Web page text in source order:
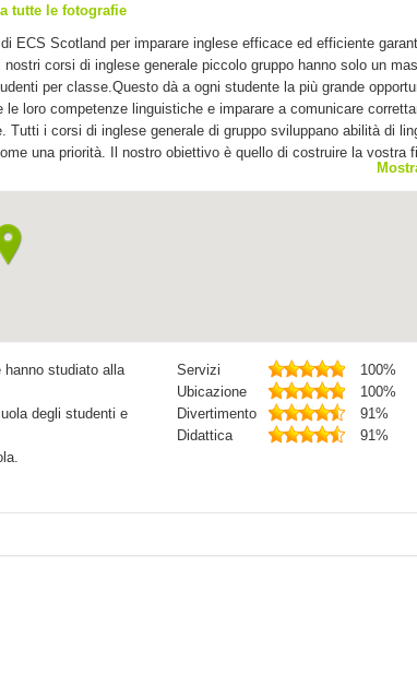
tutte le fotografie
di ECS Scotland per imparare inglese efficace ed efficiente
corsi di inglese generale piccolo gruppo hanno solo un
per classe.Questo dà a ogni studente la più grande
le loro competenze linguistiche e imparare a comunicare
Tutti i corsi di inglese generale di gruppo sviluppano abilità di
una priorità. Il nostro obiettivo è quello di costruire la vostra
e precisione per permettervi di comunicare con successo.
hanno studiato alla
degli studenti e
Servizi
100%
Ubicazione
100%
Divertimento
91%
Didattica
91%